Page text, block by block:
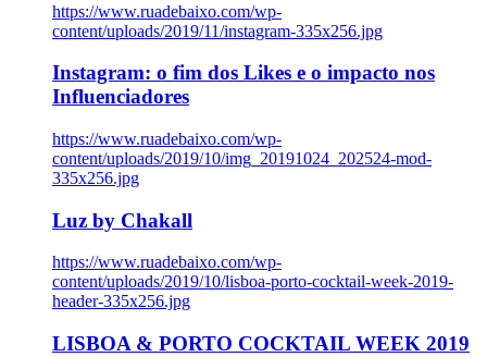
https://www.ruadebaixo.com/wp-
content/uploads/2019/11/instagram-335x256.jpg
Instagram: o fim dos Likes e o impacto nos
Influenciadores
https://www.ruadebaixo.com/wp-
content/uploads/2019/10/img_20191024_202524-mod-
335x256.jpg
Luz by Chakall
https://www.ruadebaixo.com/wp-
content/uploads/2019/10/lisboa-porto-cocktail-week-2019-
header-335x256.jpg
LISBOA & PORTO COCKTAIL WEEK 2019